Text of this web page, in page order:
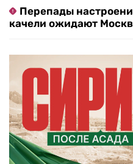
Перепады
качели ожидают